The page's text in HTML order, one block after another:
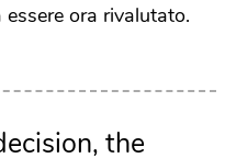
essere ora rivalutato.
the